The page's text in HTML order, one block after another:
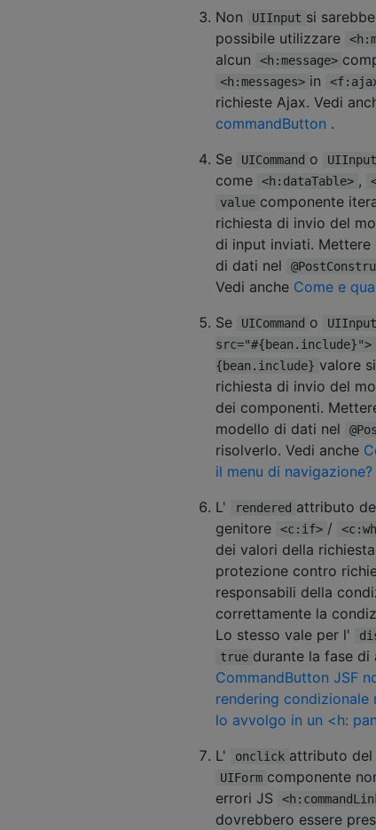
Non
UIInput si
possibile utilizzare
alcun
<h:message>
<h:messages> in
richieste Ajax. Vedi
commandButton .
Se
UICommand o UIInput
come
<h:dataTable> ,
value componente
richiesta di invio del
di input inviati.
di dati nel
Vedi anche Come e
Se
UICommand o UIInput
src="#{bean.include}">
{bean.include} valore
richiesta di invio del
dei componenti.
modello di dati nel
risolverlo. Vedi anche
il menu di navigazione?
L'
rendered attributo
genitore
<c:if> /
dei valori della
protezione contro
responsabili della
correttamente la
Lo stesso vale per l'
true durante la fase di
CommandButton JSF
rendering condizionale
lo avvolgo in un <h:
L'
onclick attributo del
UIForm componente
errori JS
dovrebbero essere